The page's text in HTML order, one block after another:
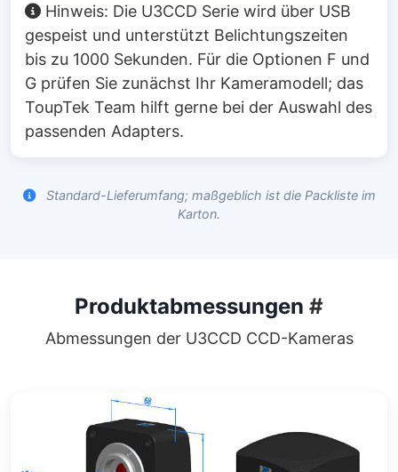
Hinweis: Die U3CCD Serie wird über USB
gespeist und unterstützt Belichtungszeiten
bis zu 1000 Sekunden. Für die Optionen F und
G prüfen Sie zunächst Ihr Kameramodell; das
ToupTek Team hilft gerne bei der Auswahl des
passenden Adapters.
Standard-Lieferumfang; maßgeblich ist die Packliste im
Karton.
Produktabmessungen #
Abmessungen der U3CCD CCD-Kameras